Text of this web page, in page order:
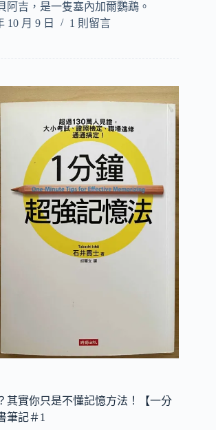
阿吉，是一隻塞內加爾鸚鵡。
10 月 9 日 1 則留言
其實你只是不懂記憶方法！【一分
筆記＃1